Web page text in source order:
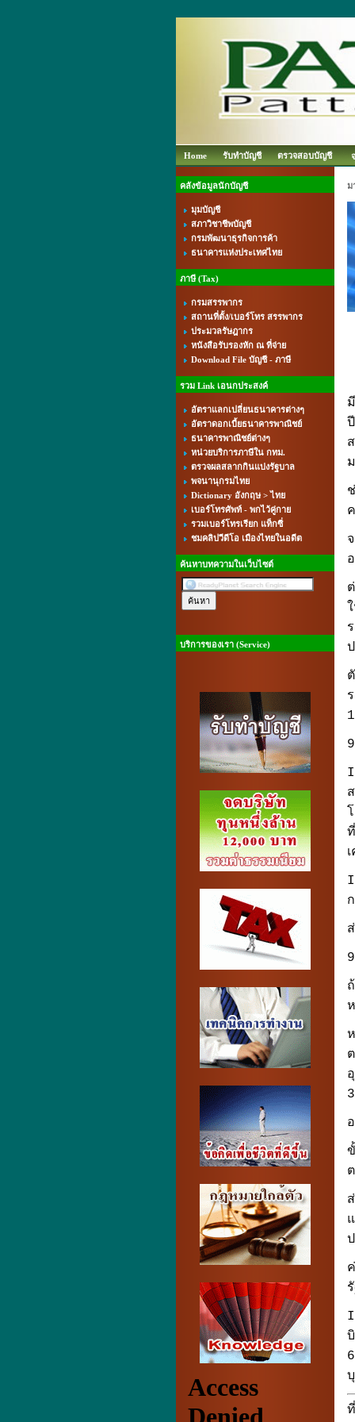
Home รับทำบัญชี ตรวจสอบบัญชี
คลังข้อมูลนักบัญชี
มุมบัญชี
สภาวิชาชีพบัญชี
กรมพัฒนาธุรกิจการค้า
ธนาคารแห่งประเทศไทย
ภาษี (Tax)
กรมสรรพากร
สถานที่ตั้ง/เบอร์โทร สรรพากร
ประมวลรัษฎากร
หนังสือรับรองหัก ณ ที่จ่าย
Download File บัญชี - ภาษี
รวม Link เอนกประสงค์
อัตราแลกเปลี่ยนธนาคารต่างๆ
อัตราดอกเบี้ยธนาคารพาณิชย์
ธนาคารพาณิชย์ต่างๆ
หน่วยบริการภาษีใน กทม.
ตรวจผลสลากกินแบ่งรัฐบาล
พจนานุกรมไทย
Dictionary อังกฤษ > ไทย
เบอร์โทรศัพท์ - พกไว้คู่กาย
รวมเบอร์โทรเรียก แท็กซี่
ชมคลิปวีดีโอ เมืองไทยในอดีต
ค้นหาบทความในเว็บไซต์
บริการของเรา (Service)
ม